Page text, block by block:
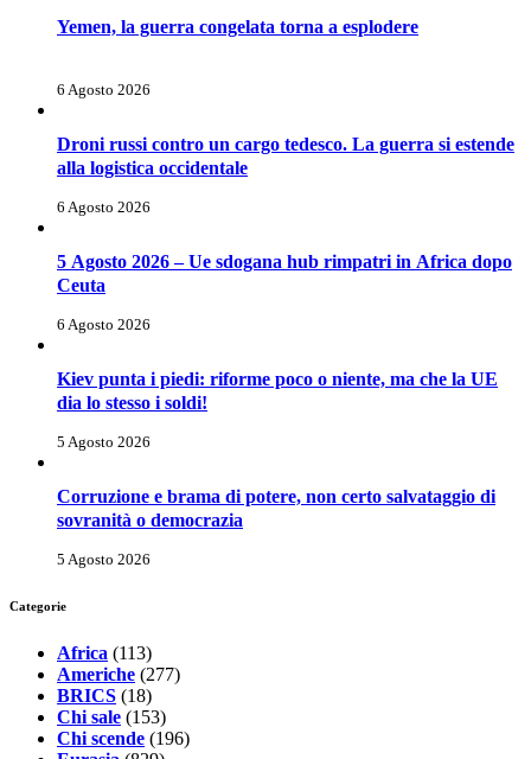
Yemen, la guerra congelata torna a esplodere
6 Agosto 2026
Droni russi contro un cargo tedesco. La guerra si estende
alla logistica occidentale
6 Agosto 2026
5 Agosto 2026 – Ue sdogana hub rimpatri in Africa dopo
Ceuta
6 Agosto 2026
Kiev punta i piedi: riforme poco o niente, ma che la UE
dia lo stesso i soldi!
5 Agosto 2026
Corruzione e brama di potere, non certo salvataggio di
sovranità o democrazia
5 Agosto 2026
Categorie
Africa (113)
Americhe (277)
BRICS (18)
Chi sale (153)
Chi scende (196)